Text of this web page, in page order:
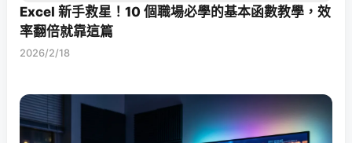
Excel 新手救星！10 個職場必學的基本函數教學，效
率翻倍就靠這篇
2026/2/18